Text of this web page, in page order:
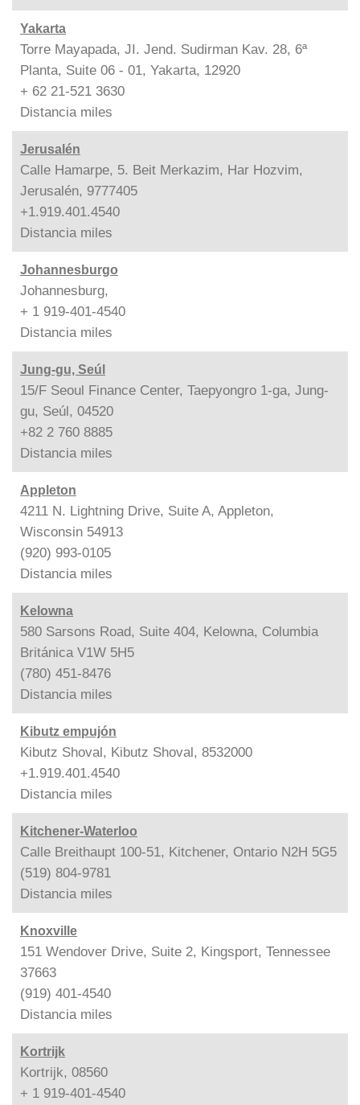
Yakarta
Torre Mayapada, JI. Jend. Sudirman Kav. 28, 6ª
Planta, Suite 06 - 01, Yakarta, 12920
+ 62 21-521 3630
Distancia miles
Jerusalén
Calle Hamarpe, 5. Beit Merkazim, Har Hozvim,
Jerusalén, 9777405
+1.919.401.4540
Distancia miles
Johannesburgo
Johannesburg,
+ 1 919-401-4540
Distancia miles
Jung-gu, Seúl
15/F Seoul Finance Center, Taepyongro 1-ga, Jung-
gu, Seúl, 04520
+82 2 760 8885
Distancia miles
Appleton
4211 N. Lightning Drive, Suite A, Appleton,
Wisconsin 54913
(920) 993-0105
Distancia miles
Kelowna
580 Sarsons Road, Suite 404, Kelowna, Columbia
Británica V1W 5H5
(780) 451-8476
Distancia miles
Kibutz empujón
Kibutz Shoval, Kibutz Shoval, 8532000
+1.919.401.4540
Distancia miles
Kitchener-Waterloo
Calle Breithaupt 100-51, Kitchener, Ontario N2H 5G5
(519) 804-9781
Distancia miles
Knoxville
151 Wendover Drive, Suite 2, Kingsport, Tennessee
37663
(919) 401-4540
Distancia miles
Kortrijk
Kortrijk, 08560
+ 1 919-401-4540